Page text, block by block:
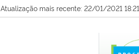
Atualização mais recente: 22/01/2021 18:21